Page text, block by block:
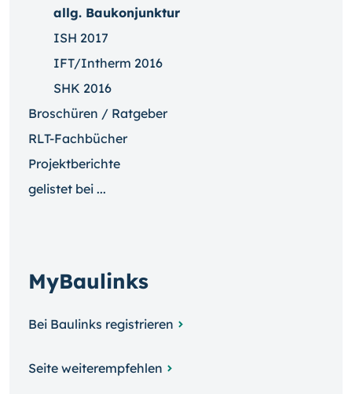
allg. Baukonjunktur
ISH 2017
IFT/Intherm 2016
SHK 2016
Broschüren / Ratgeber
RLT-Fachbücher
Projektberichte
gelistet bei ...
MyBaulinks
Bei Baulinks registrieren
Seite weiterempfehlen